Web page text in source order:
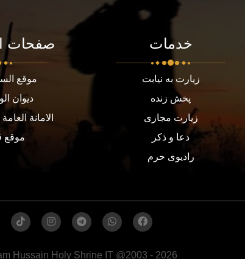
خدمات
زیارت به نیابت
پخش زنده
زیارت مجازی
دعا و ذکر
رادیوی حرم
صفحات
موقع
ديوان
الامانة
موقع
Hussain Holy Shrine IT @2003 - 2026